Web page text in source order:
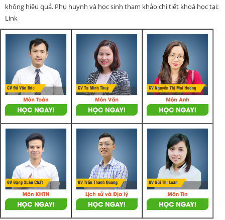
không hiệu quả. Phụ huynh và học sinh tham khảo chi tiết khoá học tại:
Link